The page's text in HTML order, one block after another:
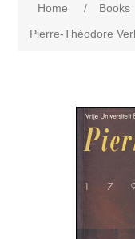
Home / Books
Pierre-Théodore